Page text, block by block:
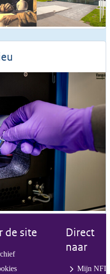
de site
Direct
naar
Mijn NFI